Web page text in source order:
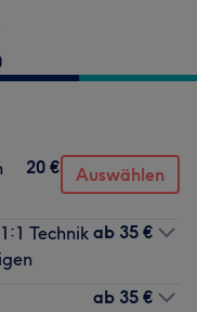
20 € Auswählen
Technik ab 35 €
ab 35 €